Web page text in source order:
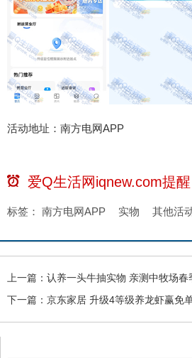
活动地址：南方电网APP
爱Q生活网iqnew.com提醒
标签： 南方电网APP 实物 其他活
上一篇： 认养一头牛抽实物 亲测中牧场春
下一篇： 京东家居 升级4等级养龙虾赢免